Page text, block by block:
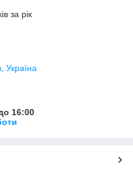
за рік
Україна
16:00